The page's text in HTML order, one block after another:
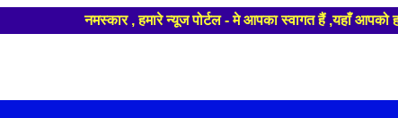
नमस्कार , हमारे न्यूज पोर्टल - मे आपका स्वागत हैं ,यहाँ आपको हमेशा